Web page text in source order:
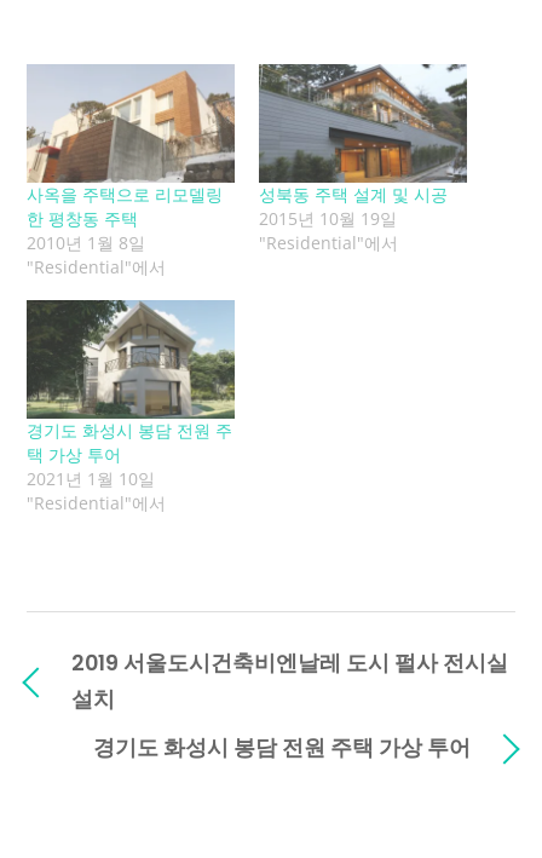
사옥을 주택으로 리모델링
한 평창동 주택
2010년 1월 8일
"Residential"에서
성북동 주택 설계 및 시공
2015년 10월 19일
"Residential"에서
경기도 화성시 봉담 전원 주
택 가상 투어
2021년 1월 10일
"Residential"에서
2019 서울도시건축비엔날레 도시 펄사 전시실
설치
경기도 화성시 봉담 전원 주택 가상 투어